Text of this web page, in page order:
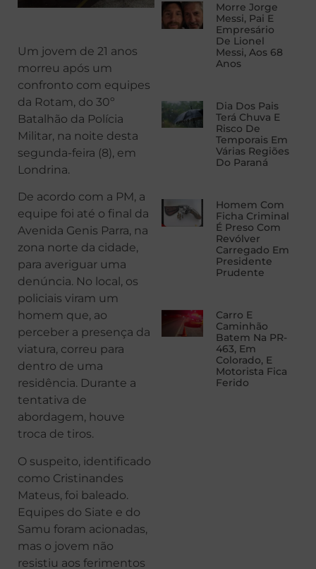
Um jovem de 21 anos
morreu após um
confronto com equipes
da Rotam, do 30º
Batalhão da Polícia
Militar, na noite desta
segunda-feira (8), em
Londrina.
De acordo com a PM, a
equipe foi até o final da
Avenida Genis Parra, na
zona norte da cidade,
para averiguar uma
denúncia. No local, os
policiais viram um
homem que, ao
perceber a presença da
viatura, correu para
dentro de uma
residência. Durante a
tentativa de
abordagem, houve
troca de tiros.
O suspeito, identificado
como Cristinandes
Mateus, foi baleado.
Equipes do Siate e do
Samu foram acionadas,
mas o jovem não
resistiu aos ferimentos
Morre Jorge
Messi, Pai E
Empresário
De Lionel
Messi, Aos 68
Anos
Dia Dos Pais
Terá Chuva E
Risco De
Temporais Em
Várias Regiões
Do Paraná
Homem Com
Ficha Criminal
É Preso Com
Revólver
Carregado Em
Presidente
Prudente
Carro E
Caminhão
Batem Na PR-
463, Em
Colorado, E
Motorista Fica
Ferido